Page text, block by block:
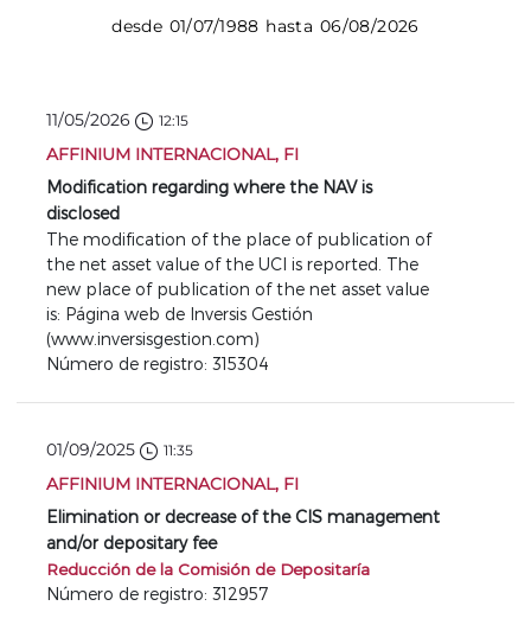
desde 01/07/1988 hasta 06/08/2026
11/05/2026 12:15
AFFINIUM INTERNACIONAL, FI
Modification regarding where the NAV is
disclosed
The modification of the place of publication of
the net asset value of the UCI is reported. The
new place of publication of the net asset value
is: Página web de Inversis Gestión
(www.inversisgestion.com)
Número de registro: 315304
01/09/2025 11:35
AFFINIUM INTERNACIONAL, FI
Elimination or decrease of the CIS management
and/or depositary fee
Reducción de la Comisión de Depositaría
Número de registro: 312957